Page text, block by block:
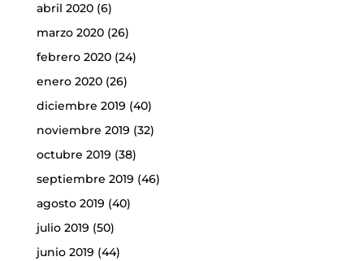
abril 2020(6)
marzo 2020(26)
febrero 2020(24)
enero 2020(26)
diciembre 2019 (40)
noviembre 2019 (32)
octubre 2019 (38)
septiembre 2019 (46)
agosto 2019 (40)
julio 2019 (50)
junio 2019 (44)